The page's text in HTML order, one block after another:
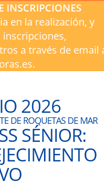
INSCRIPCIONES
en la realización, y
a través de email
2026
DE ROQUETAS DE MAR
SÉNIOR: